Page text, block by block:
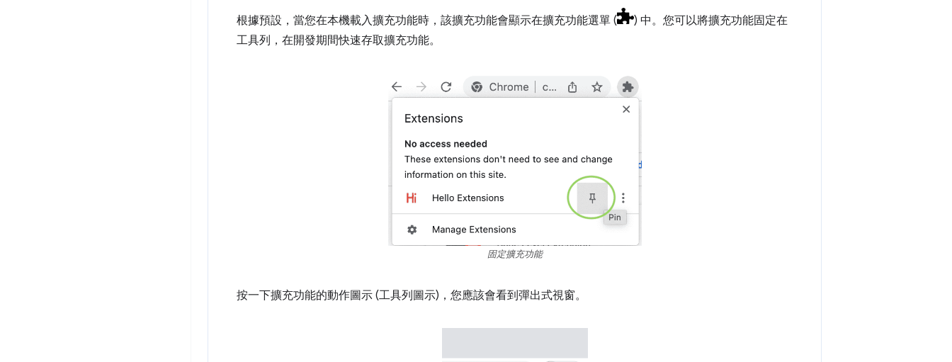
根據預設，當您在本機載入擴充功能時，該擴充功能會顯示在擴充功能選單 (
) 中。您可以將擴充功能固定在
工具列，在開發期間快速存取擴充功能。
固定擴充功能
按一下擴充功能的動作圖示 (工具列圖示)，您應該會看到彈出式視窗。